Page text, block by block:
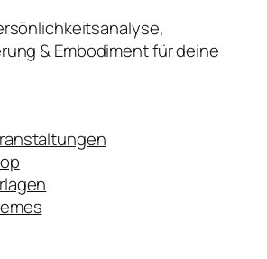
& Embodiment für deine